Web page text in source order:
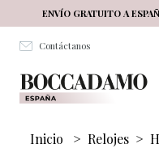
Salta al contenuto
ENVÍO GRATUITO A
Contáctanos
Inicio > Relojes >